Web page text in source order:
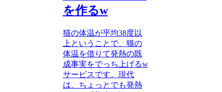
を作るw
猫の体温が平均38度以
上ということで、猫の
体温を借りて発熱の既
成事実をでっち上げるw
サービスです。現代
は、ちょっとでも発熱